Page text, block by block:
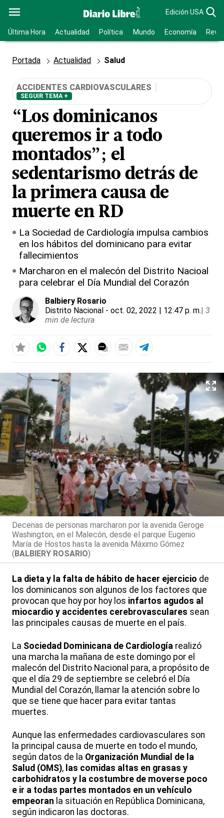
Edición USA
Última Hora Actualidad Política Mundo Economía
Portada Actualidad Salud
ACCIDENTES CARDIOVASCULARES
SEGUIR TEMA +
“Los dominicanos
queremos ir a todo
montados”; el
sedentarismo detrás de
la primera causa de
muerte en RD
La Sociedad de Cardiología impulsa cambios
en los hábitos del dominicano para evitar
fallecimientos
Marcharon en el malecón del Distrito Nacioal
para celebrar el Día Mundial del Corazón
Balbiery Rosario
Distrito Nacional - oct. 02, 2022 | 12:47 p. m.| 3
min de lectura
Decenas de personas marcharon por la avenida Geroge
Washington, en el Malecón, desde el parque Eugenio
María de Hostos hasta la avenida Máximo Gómez
(BALBIERY ROSARIO)
La dieta y la falta de hábito de hacer ejercicio de
los dominicanos son algunos de los factores que
provocan que hoy por hoy los infartos agudos al
miocardio y accidentes cerebrovasculares sean
las principales causas de muerte en el país.
La Sociedad Dominicana de Cardiología realizó
una marcha la mañana de este domingo por el
malecón del Distrito Nacional para, a propósito de
que el día 29 de septiembre se celebró el Día
Mundial del Corazón, llamar la atención sobre lo
que se tiene que hacer para evitar tantas
muertes.
Aunque las enfermedades cardiovasculares son
la principal causa de muerte en todo el mundo,
según datos de la Organización Mundial de la
Salud (OMS), las comidas altas en grasas y
carbohidratos y la costumbre de moverse poco
e ir a todas partes montados en un vehículo
empeoran la situación en República Dominicana,
según indicaron las doctoras.